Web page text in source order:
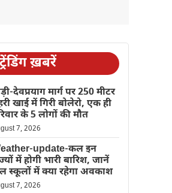
ट्रेंडिंग ख़बरें
देवप्रयाग मार्ग पर 250 मीटर
खाई में गिरी बोलेरो, एक ही
के 5 लोगों की मौत
7, 2026
update-कल इन
में होगी भारी बारिश, जानें
स्कूलों में क्या रहेगा अवकाश
7, 2026